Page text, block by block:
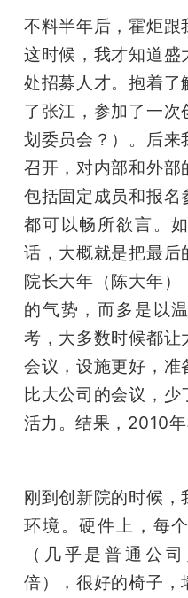
心
GAIR
专
题
爱
机
不料半年后，霍炬跟
这时候，我才知道
处招募人才。抱着
了张江，参加了一
划委员会？）。后
召开，对内部和外
包括固定成员和报
都可以畅所欲言。
话，大概就是把最
院长大年（陈大年）
的气势，而多是以
考，大多数时候都
会议，设施更好，
比大公司的会议，少
活力。结果，2010年
刚到创新院的时候
环境。硬件上，每
（几乎是普通公
倍），很好的椅子